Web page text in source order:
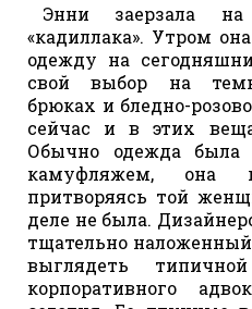
Энни заерзала
«кадиллака». Утром
одежду на
свой выбор на
брюках и бледно-
сейчас и в этих
Обычно одежда была
камуфляжем, она
притворяясь той
деле не была.
тщательно
выглядеть
корпоративного